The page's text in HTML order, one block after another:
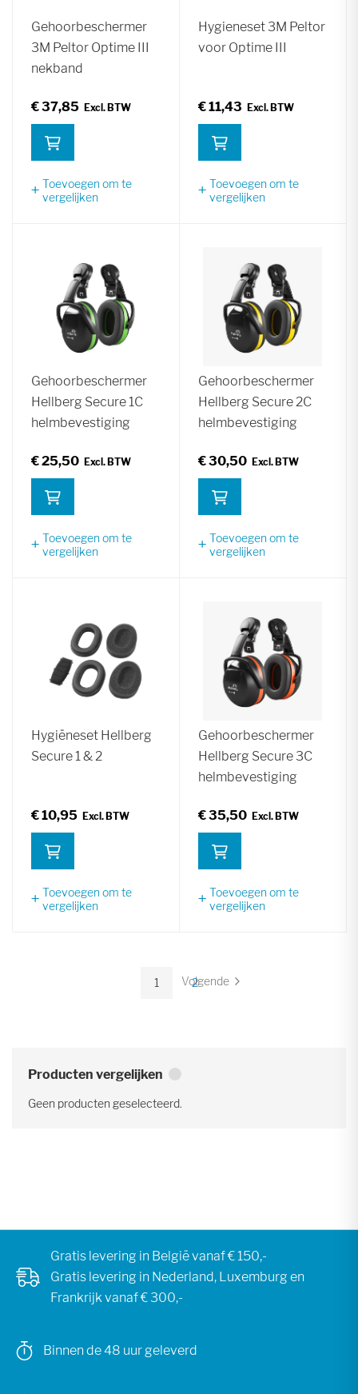
Gehoorbeschermer
3M Peltor Optime III
nekband
€ 37,85
Toevoegen om te
vergelijken
Hygieneset 3M Peltor
voor Optime III
€ 11,43
Toevoegen om te
vergelijken
Gehoorbeschermer
Hellberg Secure 1C
helmbevestiging
€ 25,50
Toevoegen om te
vergelijken
Gehoorbeschermer
Hellberg Secure 2C
helmbevestiging
€ 30,50
Toevoegen om te
vergelijken
Hygiëneset Hellberg
Secure 1 & 2
€ 10,95
Toevoegen om te
vergelijken
Gehoorbeschermer
Hellberg Secure 3C
helmbevestiging
€ 35,50
Toevoegen om te
vergelijken
U
1 Pagina
2 Pagina
Volgende
Producten vergelijken
Geen producten geselecteerd.
Gratis levering in België vanaf € 150,-
Gratis levering in Nederland, Luxemburg en
Frankrijk vanaf € 300,-
Binnen de 48 uur geleverd